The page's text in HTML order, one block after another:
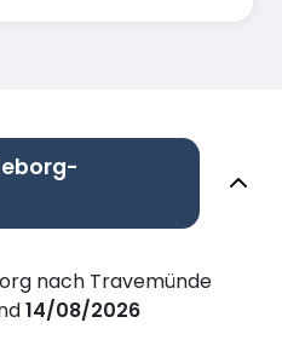
nach Travemünde
14/08/2026